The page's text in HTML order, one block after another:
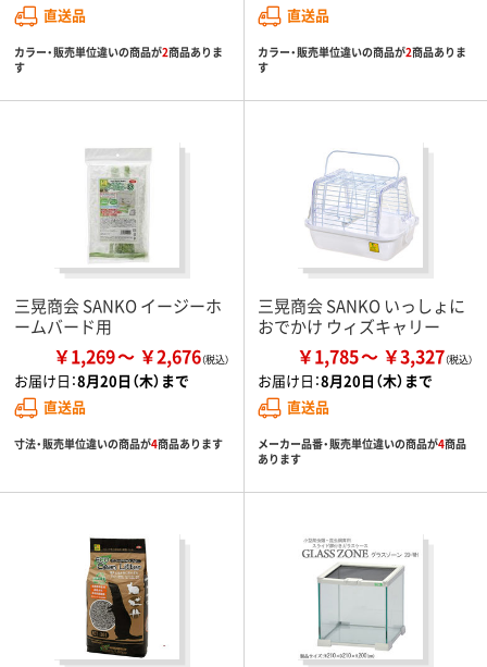
直送品
カラー・販売単位違いの商品が2商品ありま
す
直送品
カラー・販売単位違いの商品が2商品ありま
す
三晃商会 SANKO イージーホ
ームバード用
￥1,269 ￥2,676
お届け日：8月20日（木）まで
直送品
寸法・販売単位違いの商品が4商品あります
三晃商会 SANKO いっしょに
おでかけ ウィズキャリー
￥1,785 ￥3,327
お届け日：8月20日（木）まで
直送品
メーカー品番・販売単位違いの商品が4商品
あります